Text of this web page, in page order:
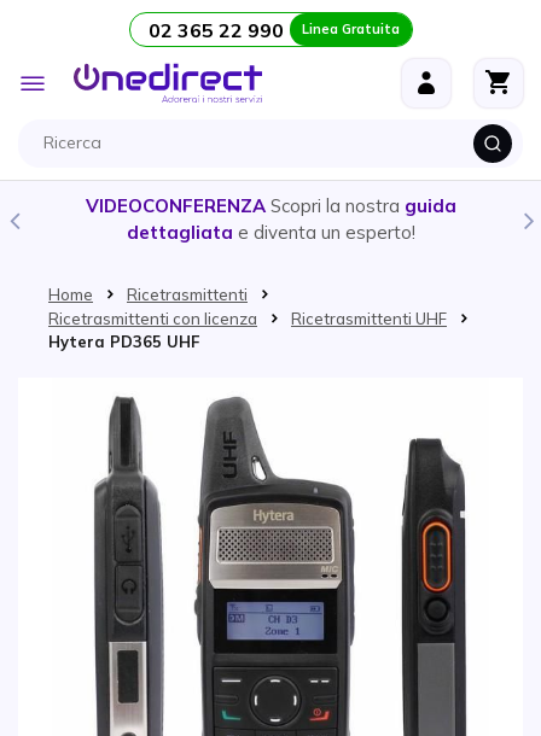
Salta al contenuto 02 365 22 990 Linea Gratuita
Toggle
Nav
VIDEOCONFERENZA Scopri la nostra guida
dettagliata e diventa un esperto!
Home
Ricetrasmittenti
Ricetrasmittenti con licenza
Ricetrasmittenti UHF
Hytera PD365 UHF